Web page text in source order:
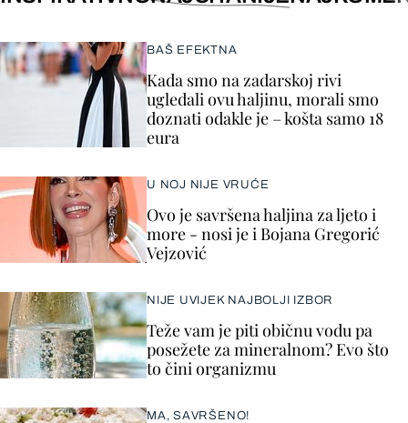
BAŠ EFEKTNA
Kada smo na zadarskoj rivi
ugledali ovu haljinu, morali smo
doznati odakle je – košta samo 18
eura
U NOJ NIJE VRUĆE
Ovo je savršena haljina za ljeto i
more - nosi je i Bojana Gregorić
Vejzović
NIJE UVIJEK NAJBOLJI IZBOR
Teže vam je piti običnu vodu pa
posežete za mineralnom? Evo što
to čini organizmu
MA, SAVRŠENO!